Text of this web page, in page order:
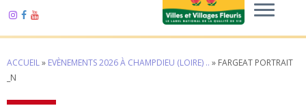
ACCUEIL» EVÈNEMENTS 2026 À CHAMPDIEU (LOIRE) .. » FARGEAT PORTRAIT
_N